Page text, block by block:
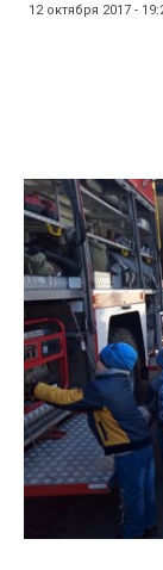
12 октября 2017 -